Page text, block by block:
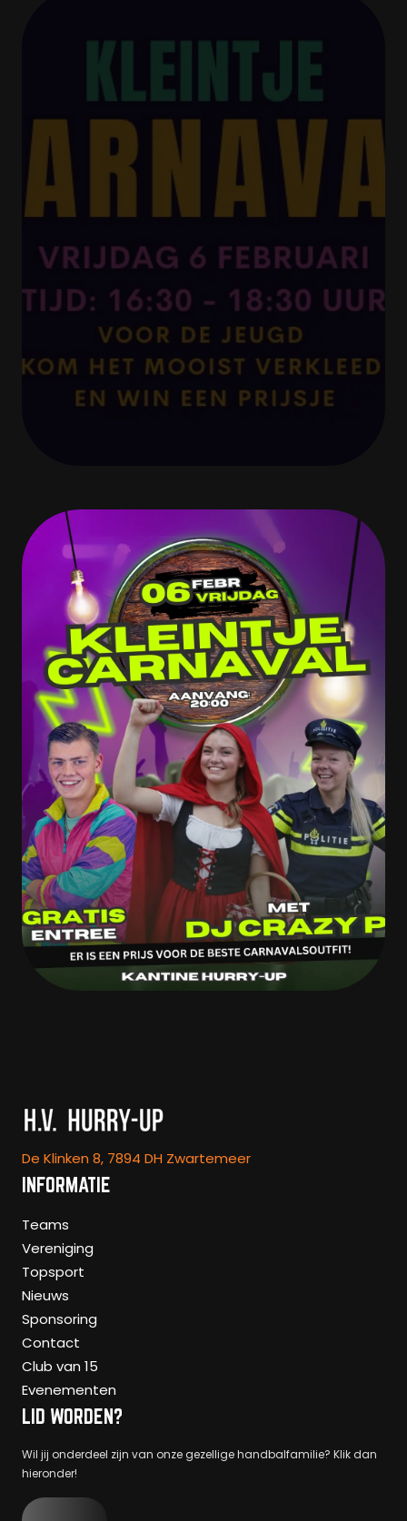
De Klinken 8, 7894 DH Zwartemeer
INFORMATIE
Teams
Vereniging
Topsport
Nieuws
Sponsoring
Contact
Club van 15
Evenementen
LID WORDEN?
Wil jij onderdeel zijn van onze gezellige handbalfamilie? Klik dan
hieronder!